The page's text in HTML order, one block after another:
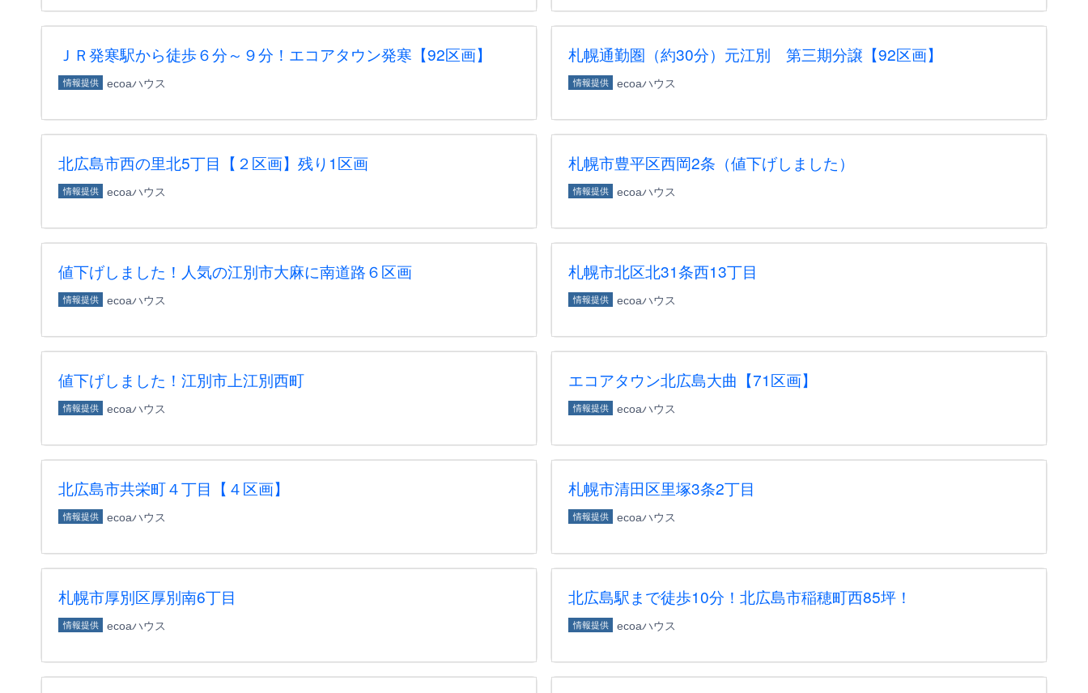
ＪＲ発寒駅から徒歩６分～９分！エコアタウン発寒【92区画】
情報提供 ecoaハウス
札幌通勤圏（約30分）元江別 第三期分譲【92区画】
情報提供 ecoaハウス
北広島市西の里北5丁目【２区画】残り1区画
情報提供 ecoaハウス
札幌市豊平区西岡2条（値下げしました）
情報提供 ecoaハウス
値下げしました！人気の江別市大麻に南道路６区画
情報提供 ecoaハウス
札幌市北区北31条西13丁目
情報提供 ecoaハウス
値下げしました！江別市上江別西町
情報提供 ecoaハウス
エコアタウン北広島大曲【71区画】
情報提供 ecoaハウス
北広島市共栄町４丁目【４区画】
情報提供 ecoaハウス
札幌市清田区里塚3条2丁目
情報提供 ecoaハウス
札幌市厚別区厚別南6丁目
情報提供 ecoaハウス
北広島駅まで徒歩10分！北広島市稲穂町西85坪！
情報提供 ecoaハウス